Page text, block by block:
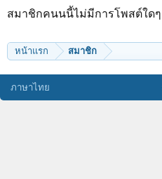
สมาชิกคนนนี้ไม่มีการโพสต์ใดๆ
หน้าแรก สมาชิก
ภาษาไทย